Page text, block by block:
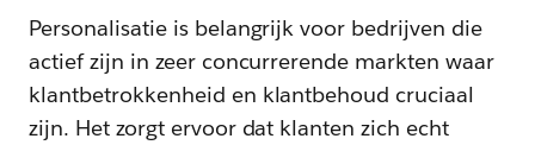
Personalisatie is belangrijk voor bedrijven die
actief zijn in zeer concurrerende markten waar
klantbetrokkenheid en klantbehoud cruciaal
zijn. Het zorgt ervoor dat klanten zich echt